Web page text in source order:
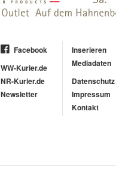
Facebook
WW-Kurier.de
NR-Kurier.de
Newsletter
Inserieren
Mediadaten
Datenschutz
Impressum
Kontakt